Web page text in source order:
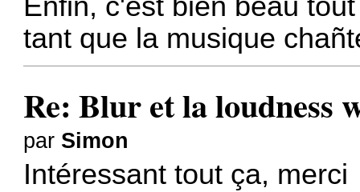
tant que la musique
Re: Blur et la loudness
par Simon
Intéressant tout ça, merci